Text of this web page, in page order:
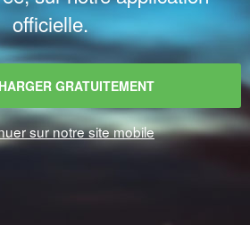
officielle.
GRATUITEMENT
sur notre site mobile